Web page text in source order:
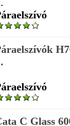
C Glass